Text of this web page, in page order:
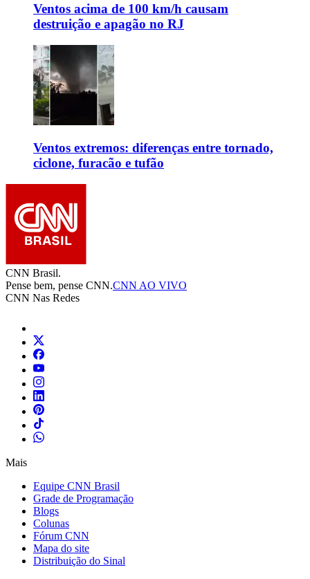
Ventos acima de 100 km/h causam
destruição e apagão no RJ
Ventos extremos: diferenças entre tornado,
ciclone, furacão e tufão
CNN Brasil.
Pense bem, pense CNN.CNN AO VIVO
CNN Nas Redes
Mais
Equipe CNN Brasil
Grade de Programação
Blogs
Colunas
Fórum CNN
Mapa do site
Distribuição do Sinal